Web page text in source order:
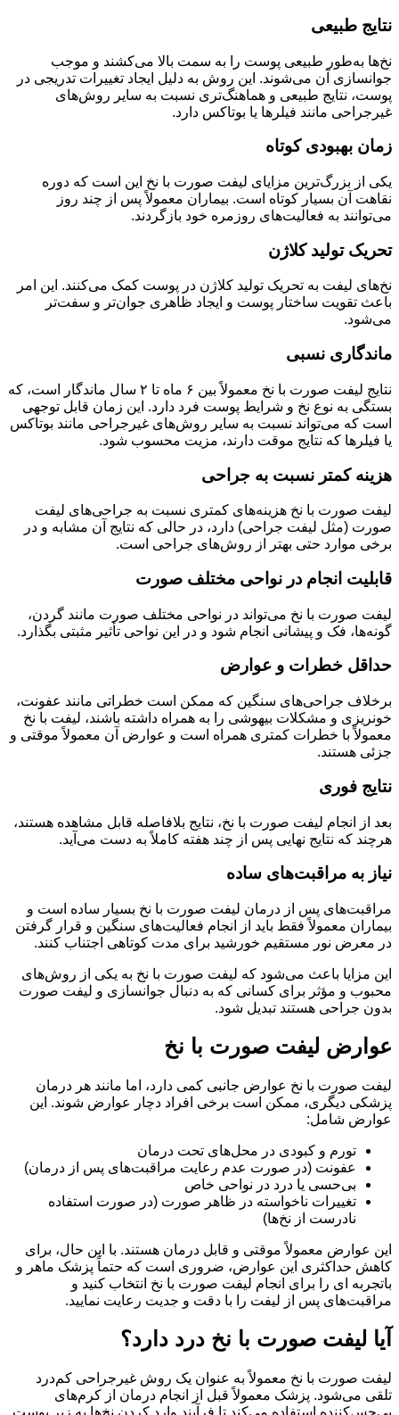
نتایج طبیعی
نخ‌ها به‌طور طبیعی پوست را به سمت بالا می‌کشند و موجب
جوانسازی آن می‌شوند. این روش به دلیل ایجاد تغییرات تدریجی در
پوست، نتایج طبیعی و هماهنگ‌تری نسبت به سایر روش‌های
غیرجراحی مانند فیلرها یا بوتاکس دارد.
زمان بهبودی کوتاه
یکی از بزرگ‌ترین مزایای لیفت صورت با نخ این است که دوره
نقاهت آن بسیار کوتاه است. بیماران معمولاً پس از چند روز
می‌توانند به فعالیت‌های روزمره خود بازگردند.
تحریک تولید کلاژن
نخ‌های لیفت به تحریک تولید کلاژن در پوست کمک می‌کنند. این امر
باعث تقویت ساختار پوست و ایجاد ظاهری جوان‌تر و سفت‌تر
می‌شود.
ماندگاری نسبی
نتایج لیفت صورت با نخ معمولاً بین ۶ ماه تا ۲ سال ماندگار است، که
بستگی به نوع نخ و شرایط پوست فرد دارد. این زمان قابل توجهی
است که می‌تواند نسبت به سایر روش‌های غیرجراحی مانند بوتاکس
یا فیلرها که نتایج موقت دارند، مزیت محسوب شود.
هزینه کمتر نسبت به جراحی
لیفت صورت با نخ هزینه‌های کمتری نسبت به جراحی‌های لیفت
صورت (مثل لیفت جراحی) دارد، در حالی که نتایج آن مشابه و در
برخی موارد حتی بهتر از روش‌های جراحی است.
قابلیت انجام در نواحی مختلف صورت
لیفت صورت با نخ می‌تواند در نواحی مختلف صورت مانند گردن،
گونه‌ها، فک و پیشانی انجام شود و در این نواحی تأثیر مثبتی بگذارد.
حداقل خطرات و عوارض
برخلاف جراحی‌های سنگین که ممکن است خطراتی مانند عفونت،
خونریزی و مشکلات بیهوشی را به همراه داشته باشند، لیفت با نخ
معمولاً با خطرات کمتری همراه است و عوارض آن معمولاً موقتی و
جزئی هستند.
نتایج فوری
بعد از انجام لیفت صورت با نخ، نتایج بلافاصله قابل مشاهده هستند،
هرچند که نتایج نهایی پس از چند هفته کاملاً به دست می‌آید.
نیاز به مراقبت‌های ساده
مراقبت‌های پس از درمان لیفت صورت با نخ بسیار ساده است و
بیماران معمولاً فقط باید از انجام فعالیت‌های سنگین و قرار گرفتن
در معرض نور مستقیم خورشید برای مدت کوتاهی اجتناب کنند.
این مزایا باعث می‌شود که لیفت صورت با نخ به یکی از روش‌های
محبوب و مؤثر برای کسانی که به دنبال جوانسازی و لیفت صورت
بدون جراحی هستند تبدیل شود.
عوارض لیفت صورت با نخ
لیفت صورت با نخ عوارض جانبی کمی دارد، اما مانند هر درمان
پزشکی دیگری، ممکن است برخی افراد دچار عوارض شوند. این
عوارض شامل:
تورم و کبودی در محل‌های تحت درمان
عفونت (در صورت عدم رعایت مراقبت‌های پس از درمان)
بی‌حسی یا درد در نواحی خاص
تغییرات ناخواسته در ظاهر صورت (در صورت استفاده
نادرست از نخ‌ها)
این عوارض معمولاً موقتی و قابل درمان هستند. با این حال، برای
کاهش حداکثری این عوارض، ضروری است که حتماً پزشک ماهر و
باتجربه ای را برای انجام لیفت صورت با نخ انتخاب کنید و
مراقبت‌های پس از لیفت را با دقت و جدیت رعایت نمایید.
آیا لیفت صورت با نخ درد دارد؟
لیفت صورت با نخ معمولاً به عنوان یک روش غیرجراحی کم‌درد
تلقی می‌شود. پزشک معمولاً قبل از انجام درمان از کرم‌های
بی‌حس‌کننده استفاده می‌کند تا فرآیند وارد کردن نخ‌ها به زیر پوست